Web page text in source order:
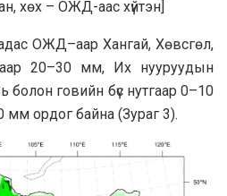
хөх – ОЖД-аас хүйтэн]
ОЖД–аар Хангай, Хөвсгөл,
20–30 мм, Их нууруудын
болон говийн бүс нутгаар 0–10
мм ордог байна (Зурaг 3).